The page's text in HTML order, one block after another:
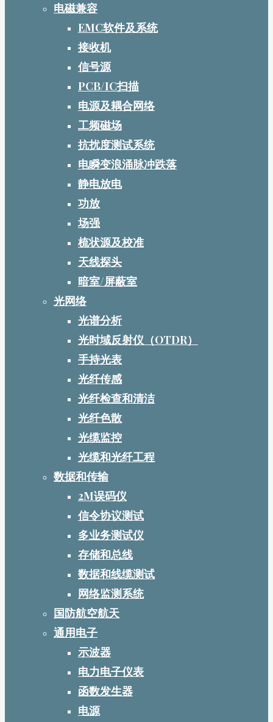
电磁兼容
EMC软件及系统
接收机
信号源
PCB/IC扫描
电源及耦合网络
工频磁场
抗扰度测试系统
电瞬变浪涌脉冲跌落
静电放电
功放
场强
梳状源及校准
天线探头
暗室/屏蔽室
光网络
光谱分析
光时域反射仪（OTDR）
手持光表
光纤传感
光纤检查和清洁
光纤色散
光缆监控
光缆和光纤工程
数据和传输
2M误码仪
信令协议测试
多业务测试仪
存储和总线
数据和线缆测试
网络监测系统
国防航空航天
通用电子
示波器
电力电子仪表
函数发生器
电源